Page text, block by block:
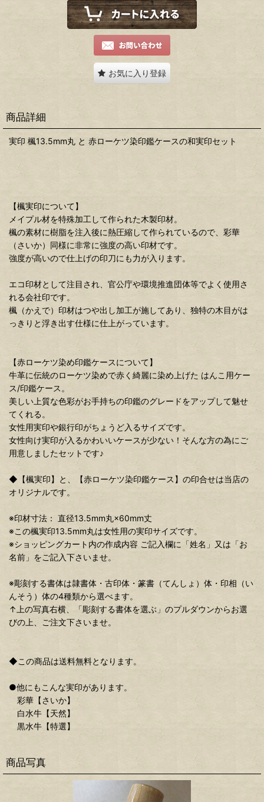
お気に入り登録
商品詳細
実印 楓13.5mm丸 と 赤ローケツ染印鑑ケースの和実印セット
【楓実印について】
メイプル材を特殊加工して作られた木製印材。
楓の素材に樹脂を注入後に熱圧縮して作られているので、彩華
（さいか）同様に非常に強度の高い印材です。
強度が高いので仕上げの印刀にも力が入ります。
エコ印材として注目され、官公庁や環境推進団体等でよく使用さ
れる会社印です。
楓（かえで）印材はつや出し加工が施してあり、独特の木目がは
っきりと浮き出す仕様に仕上がっています。
【赤ローケツ染め印鑑ケースについて】
牛革に伝統のローケツ染めで赤く綺麗に染め上げた はんこ用ケー
ス/印鑑ケース。
美しい上質な色彩がお手持ちの印鑑のグレードをアップして魅せ
てくれる。
女性用実印や銀行印がちょうど入るサイズです。
女性向け実印が入るかわいいケースが少ない！そんな方の為にご
用意しましたセットです♪
◆【楓実印】と、【赤ローケツ染印鑑ケース】の印合せは当店の
オリジナルです。
※印材寸法： 直径13.5mm丸×60mm丈
※この楓実印13.5mm丸は女性用の実印サイズです。
※ショッピングカート内の作成内容 ご記入欄に「姓名」又は「お
名前」をご記入下さいませ。
※彫刻する書体は隷書体・古印体・篆書（てんしょ）体・印相（い
んそう）体の4種類から選べます。
↑上の写真右横、「彫刻する書体を選ぶ」のプルダウンからお選
びの上、ご注文下さいませ。
◆この商品は送料無料となります。
●他にもこんな実印があります。
彩華【さいか】
白水牛【天然】
黒水牛【特選】
商品写真